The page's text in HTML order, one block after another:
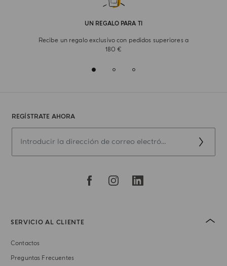
UN REGALO PARA TI
Recibe un regalo exclusivo con pedidos superiores a
180 €
REGÍSTRATE AHORA
SERVICIO AL CLIENTE
Contactos
Preguntas Frecuentes